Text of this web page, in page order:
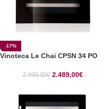
-17%
Vinoteca Le Chai CPSN 34 PO
2.999,00€ 2.489,00€